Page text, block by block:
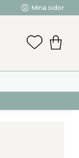
Mina sidor